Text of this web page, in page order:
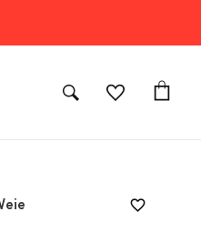
favorite_border